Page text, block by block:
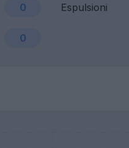
0 Espulsioni
0